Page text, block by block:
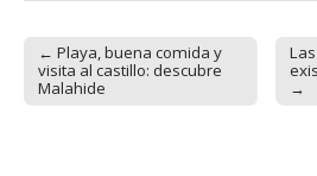
Post navigation
← Playa, buena comida y
visita al castillo: descubre
Malahide
→